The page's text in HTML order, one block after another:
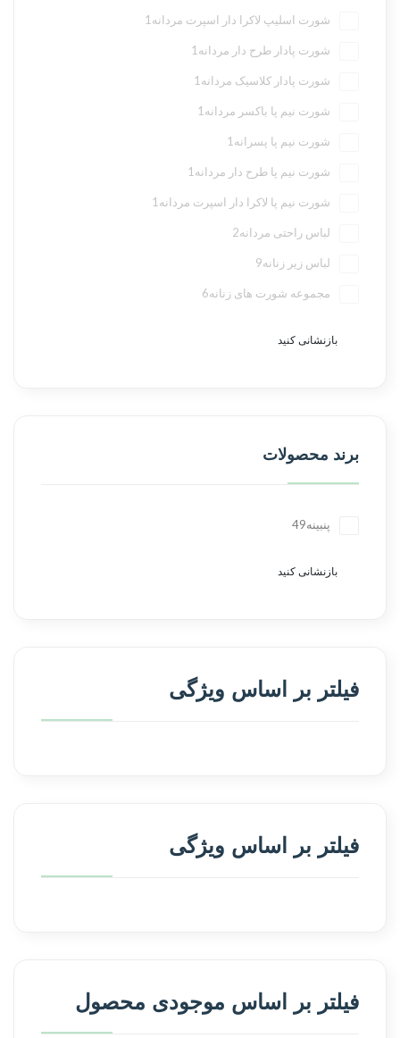
شورت اسلیپ لاکرا دار اسپرت مردانه 1
شورت پادار طرح دار مردانه 1
شورت پادار کلاسیک مردانه 1
شورت نیم پا باکسر مردانه 1
شورت نیم پا پسرانه 1
شورت نیم پا طرح دار مردانه 1
شورت نیم پا لاکرا دار اسپرت مردانه 1
لباس راحتی مردانه2
لباس زیر زنانه9
مجموعه شورت های زنانه6
بازنشانی کنید
برند محصولات
پنبینه49
بازنشانی کنید
فیلتر بر اساس ویژگی
فیلتر بر اساس ویژگی
فیلتر بر اساس موجودی محصول